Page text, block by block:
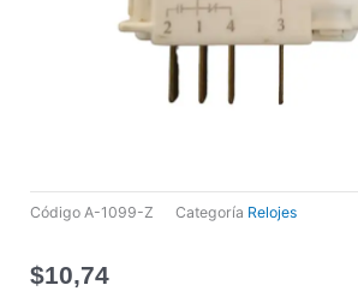
Código A-1099-Z Categoría Relojes
$10,74